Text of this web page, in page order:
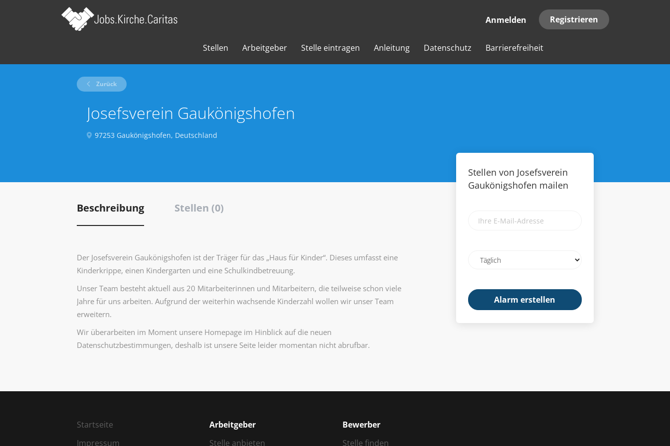
Anmelden Registrieren
Stellen Arbeitgeber Stelle eintragen Anleitung Datenschutz Barrierefreiheit
Zurück
Josefsverein Gaukönigshofen
97253 Gaukönigshofen, Deutschland
Beschreibung Stellen (0)
Der Josefsverein Gaukönigshofen ist der Träger für das „Haus für Kinder“. Dieses umfasst eine
Kinderkrippe, einen Kindergarten und eine Schulkindbetreuung.
Unser Team besteht aktuell aus 20 Mitarbeiterinnen und Mitarbeitern, die teilweise schon viele
Jahre für uns arbeiten. Aufgrund der weiterhin wachsende Kinderzahl wollen wir unser Team
erweitern.
Wir überarbeiten im Moment unsere Homepage im Hinblick auf die neuen
Datenschutzbestimmungen, deshalb ist unsere Seite leider momentan nicht abrufbar.
Stellen von Josefsverein
Gaukönigshofen mailen
frequency
Startseite
Impressum
Arbeitgeber
Stelle anbieten
Bewerber
Stelle finden